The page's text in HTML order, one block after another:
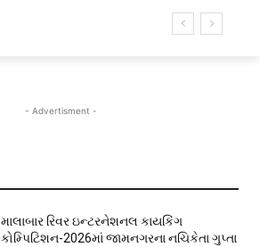
- Advertisment -
માલાબાર રિવર ઇન્ટરનેશનલ કાયકિંગ
કોમ્પિટિશન-2026માં જામનગરના નચિકેતા ગુપ્તા